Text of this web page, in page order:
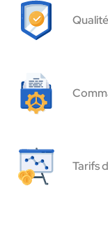
Tarifs